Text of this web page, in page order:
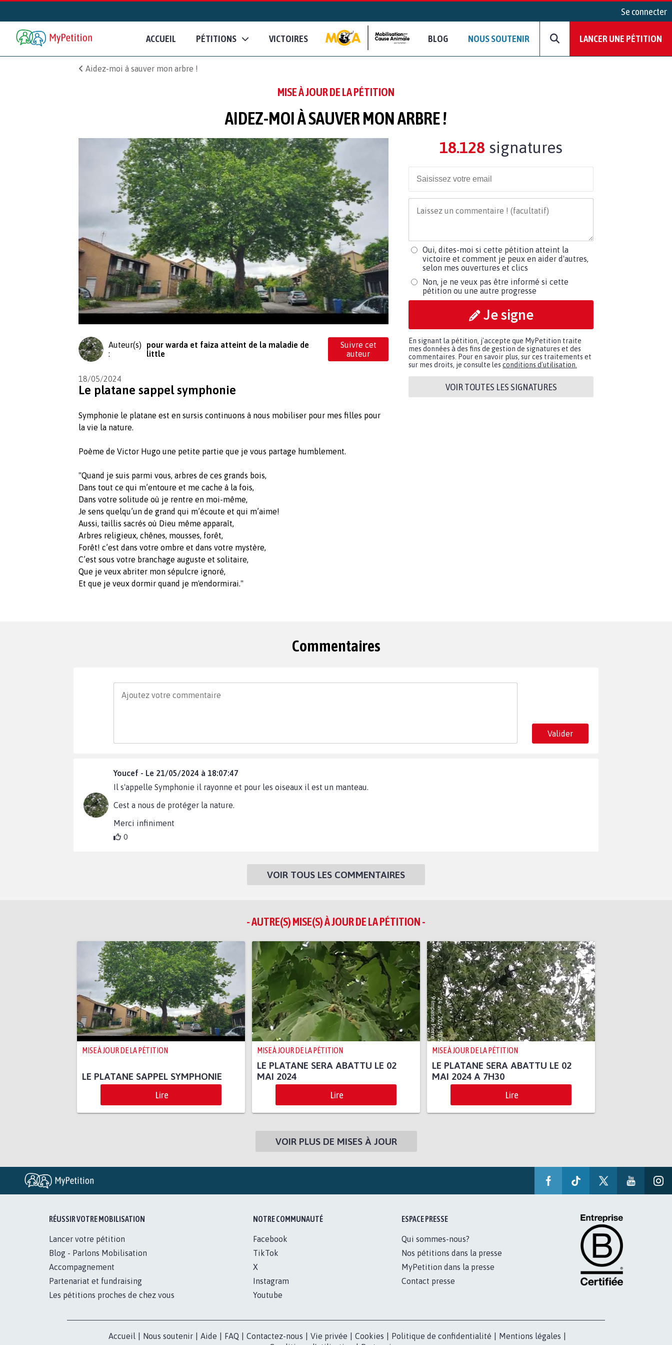
Se connecter
ACCUEIL PÉTITIONS VICTOIRES BLOG NOUS SOUTENIR LANCER UNE PÉTITION
Aidez-moi à sauver mon arbre !
MISE À JOUR DE LA PÉTITION
AIDEZ-MOI À SAUVER MON ARBRE !
Auteur(s)
:
pour warda et faiza atteint de la maladie de
little
Suivre cet
auteur
18/05/2024
Le platane sappel symphonie
Symphonie le platane est en sursis continuons à nous mobiliser pour mes filles pour
la vie la nature.
Poème de Victor Hugo une petite partie que je vous partage humblement.
"Quand je suis parmi vous, arbres de ces grands bois,
Dans tout ce qui m’entoure et me cache à la fois,
Dans votre solitude où je rentre en moi-même,
Je sens quelqu’un de grand qui m’écoute et qui m’aime!
Aussi, taillis sacrés où Dieu même apparaît,
Arbres religieux, chênes, mousses, forêt,
Forêt! c’est dans votre ombre et dans votre mystère,
C’est sous votre branchage auguste et solitaire,
Que je veux abriter mon sépulcre ignoré,
Et que je veux dormir quand je m'endormirai."
18.128 signatures
Oui, dites-moi si cette pétition atteint la
victoire et comment je peux en aider d'autres,
selon mes ouvertures et clics
Non, je ne veux pas être informé si cette
pétition ou une autre progresse
Je signe
En signant la pétition, j'accepte que MyPetition traite
mes données à des fins de gestion de signatures et des
commentaires. Pour en savoir plus, sur ces traitements et
sur mes droits, je consulte les conditions d'utilisation.
VOIR TOUTES LES SIGNATURES
Commentaires
Valider
Youcef - Le 21/05/2024 à 18:07:47
Il s'appelle Symphonie il rayonne et pour les oiseaux il est un manteau.
Cest a nous de protéger la nature.
Merci infiniment
0
VOIR TOUS LES COMMENTAIRES
- AUTRE(S) MISE(S) À JOUR DE LA PÉTITION -
MISE À JOUR DE LA PÉTITION
LE PLATANE SAPPEL SYMPHONIE
Lire
MISE À JOUR DE LA PÉTITION
LE PLATANE SERA ABATTU LE 02
MAI 2024
Lire
MISE À JOUR DE LA PÉTITION
LE PLATANE SERA ABATTU LE 02
MAI 2024 A 7H30
Lire
VOIR PLUS DE MISES À JOUR
RÉUSSIR VOTRE MOBILISATION
Lancer votre pétition
Blog - Parlons Mobilisation
Accompagnement
Partenariat et fundraising
Les pétitions proches de chez vous
NOTRE COMMUNAUTÉ
Facebook
TikTok
X
Instagram
Youtube
ESPACE PRESSE
Qui sommes-nous?
Nos pétitions dans la presse
MyPetition dans la presse
Contact presse
Accueil Nous soutenir Aide FAQ Contactez-nous Vie privée Cookies Politique de confidentialité Mentions légales